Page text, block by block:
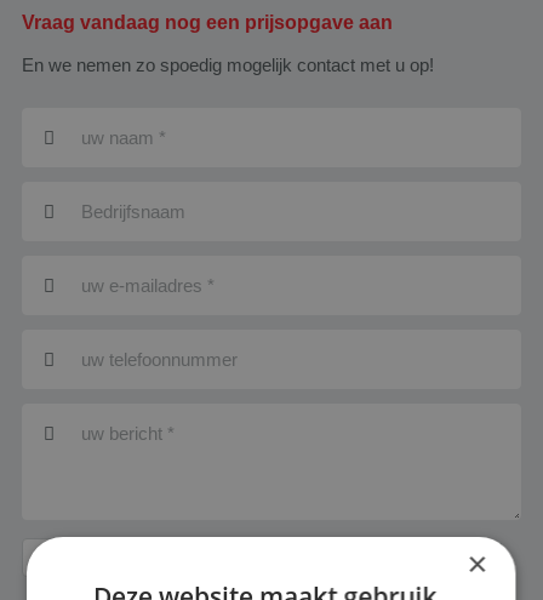
Vraag vandaag nog een prijsopgave aan
En we nemen zo spoedig mogelijk contact met u op!
van Santbergen gelezen en ga
×